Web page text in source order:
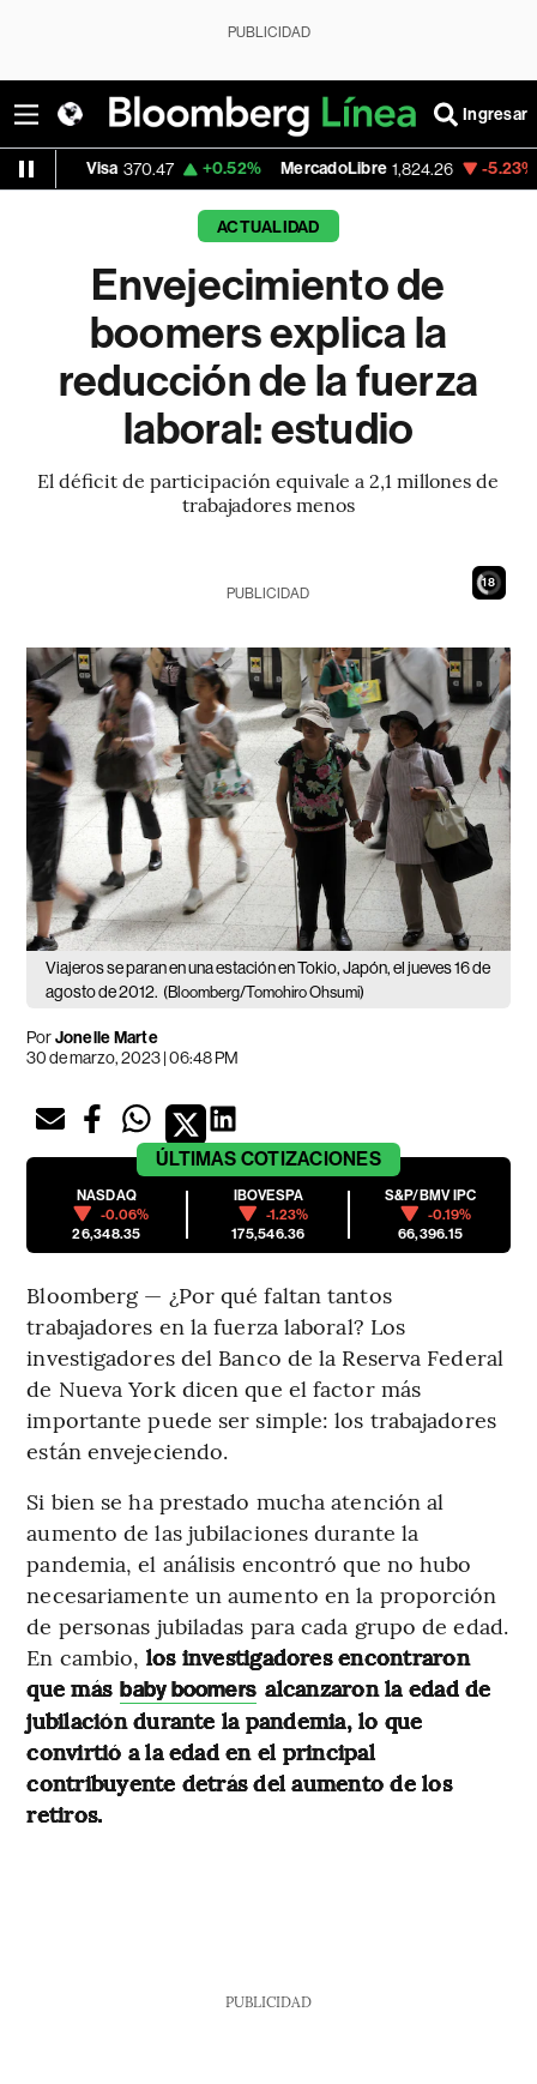
PUBLICIDAD
Ingresar
+0.52% MercadoLibre 1,824.26 -5.23% Banco de
ACTUALIDAD
Envejecimiento de
boomers explica la
reducción de la fuerza
laboral: estudio
El déficit de participación equivale a 2,1 millones de
trabajadores menos
17
PUBLICIDAD
Viajeros se paran en una estación en Tokio, Japón, el jueves 16 de
agosto de 2012. (Bloomberg/Tomohiro Ohsumi)
PorJonelle Marte
30 de marzo, 2023 | 06:48 PM
ÚLTIMAS COTIZACIONES
NASDAQ
-0.06%
26,348.35
IBOVESPA
-1.23%
175,546.36
S&P/BMV IPC
-0.19%
66,396.15
Bloomberg — ¿Por qué faltan tantos
trabajadores en la fuerza laboral? Los
investigadores del Banco de la Reserva Federal
de Nueva York dicen que el factor más
importante puede ser simple: los trabajadores
están envejeciendo.
Si bien se ha prestado mucha atención al
aumento de las jubilaciones durante la
pandemia, el análisis encontró que no hubo
necesariamente un aumento en la proporción
de personas jubiladas para cada grupo de edad.
En cambio, los investigadores encontraron
que más baby boomers alcanzaron la edad de
jubilación durante la pandemia, lo que
convirtió a la edad en el principal
contribuyente detrás del aumento de los
retiros.
PUBLICIDAD